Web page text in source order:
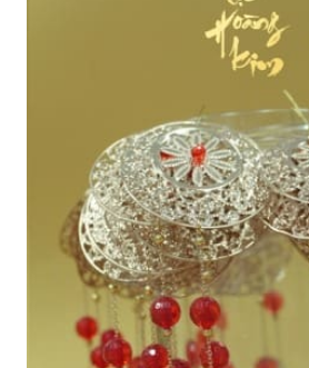
Catalogue Bộ Sưu Tập Mã Vương
Câu hỏi thường gặp khi mua tranh tại
Dây treo Tết Bính Ngọ 2026
Đóng khung tranh theo yêu cầu
Đóng khung tranh thảm Dubai
Đóng khung ảnh